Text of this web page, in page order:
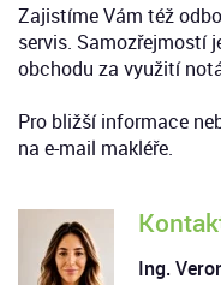
Zajistíme Vám též
servis. Samozřejmostí
obchodu za využití
Pro bližší informace
na e-mail makléře.
Ing.